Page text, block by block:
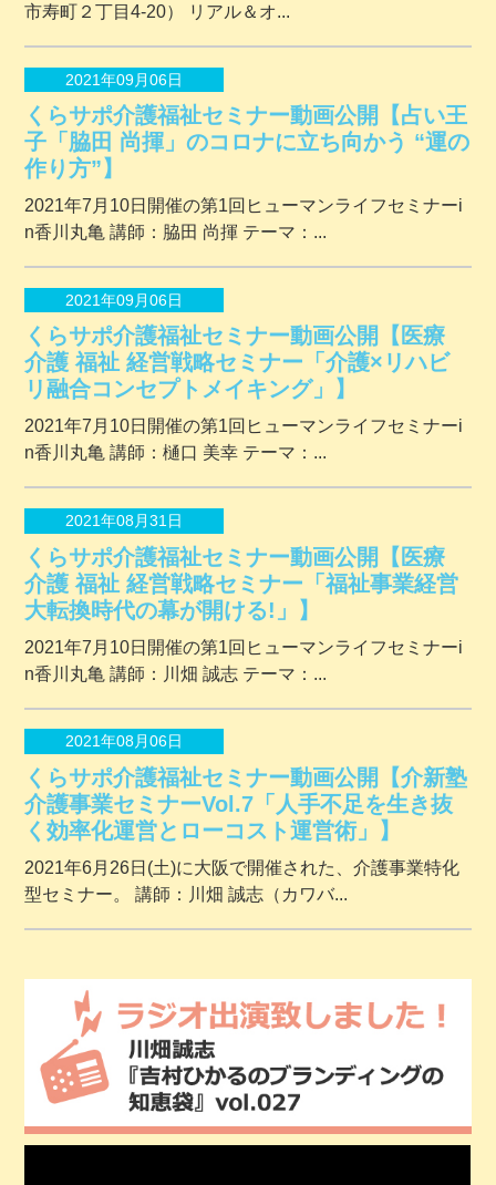
市寿町２丁⽬4-20） リアル＆オ...
2021年09月06日
くらサポ介護福祉セミナー動画公開【占い王
子「脇田 尚揮」のコロナに立ち向かう “運の
作り方”】
2021年7月10日開催の第1回ヒューマンライフセミナーi
n香川丸亀 講師：脇田 尚揮 テーマ：...
2021年09月06日
くらサポ介護福祉セミナー動画公開【医療
介護 福祉 経営戦略セミナー「介護×リハビ
リ融合コンセプトメイキング」】
2021年7月10日開催の第1回ヒューマンライフセミナーi
n香川丸亀 講師：樋口 美幸 テーマ：...
2021年08月31日
くらサポ介護福祉セミナー動画公開【医療
介護 福祉 経営戦略セミナー「福祉事業経営
大転換時代の幕が開ける!」】
2021年7月10日開催の第1回ヒューマンライフセミナーi
n香川丸亀 講師：川畑 誠志 テーマ：...
2021年08月06日
くらサポ介護福祉セミナー動画公開【介新塾
介護事業セミナーVol.7「人手不足を生き抜
く効率化運営とローコスト運営術」】
2021年6月26日(土)に大阪で開催された、介護事業特化
型セミナー。 講師：川畑 誠志（カワバ...